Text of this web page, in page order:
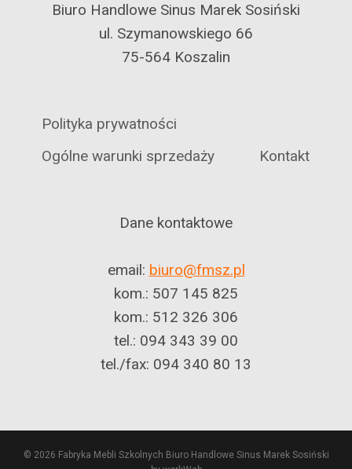
Biuro Handlowe Sinus Marek Sosiński
ul. Szymanowskiego 66
75-564 Koszalin
Polityka prywatności
Ogólne warunki sprzedaży
Kontakt
Dane kontaktowe
email: biuro@fmsz.pl
kom.: 507 145 825
kom.: 512 326 306
tel.: 094 343 39 00
tel./fax: 094 340 80 13
© 2026 Fabryka Mebli Szkolnych Biuro Handlowe Sinus Marek Sosiński